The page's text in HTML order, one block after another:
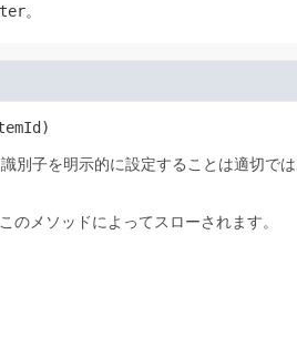
。
別子を明示的に設定することは適切では
このメソッドによってスローされます。